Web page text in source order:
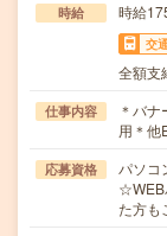
時給 時給
交
全額支
仕事内容
＊バ
用＊他
応募資格
パソコ
☆WEB
た方も